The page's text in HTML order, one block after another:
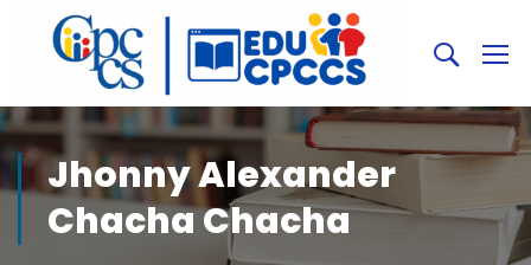
Jhonny Alexander
Chacha Chacha